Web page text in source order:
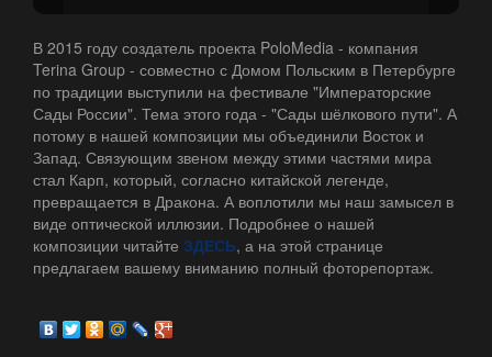
В 2015 году создатель проекта PoloMedia - компания
Terina Group - совместно с Домом Польским в Петербурге
по традиции выступили на фестивале "Императорские
Сады России". Тема этого года - "Сады шёлкового пути". А
потому в нашей композиции мы объединили Восток и
Запад. Связующим звеном между этими частями мира
стал Карп, который, согласно китайской легенде,
превращается в Дракона. А воплотили мы наш замысел в
виде оптической иллюзии. Подробнее о нашей
композиции читайте ЗДЕСЬ, а на этой странице
предлагаем вашему вниманию полный фоторепортаж.